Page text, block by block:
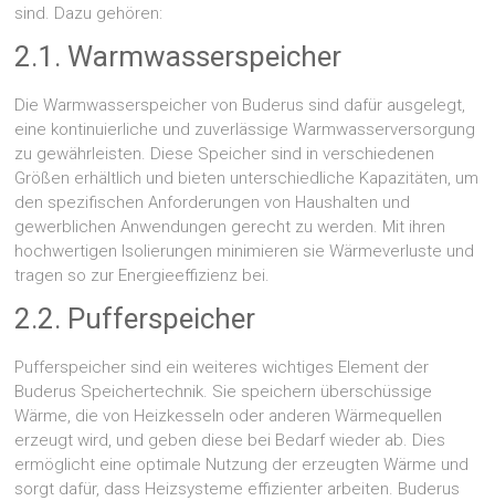
sind. Dazu gehören:
2.1. Warmwasserspeicher
Die Warmwasserspeicher von Buderus sind dafür ausgelegt,
eine kontinuierliche und zuverlässige Warmwasserversorgung
zu gewährleisten. Diese Speicher sind in verschiedenen
Größen erhältlich und bieten unterschiedliche Kapazitäten, um
den spezifischen Anforderungen von Haushalten und
gewerblichen Anwendungen gerecht zu werden. Mit ihren
hochwertigen Isolierungen minimieren sie Wärmeverluste und
tragen so zur Energieeffizienz bei.
2.2. Pufferspeicher
Pufferspeicher sind ein weiteres wichtiges Element der
Buderus Speichertechnik. Sie speichern überschüssige
Wärme, die von Heizkesseln oder anderen Wärmequellen
erzeugt wird, und geben diese bei Bedarf wieder ab. Dies
ermöglicht eine optimale Nutzung der erzeugten Wärme und
sorgt dafür, dass Heizsysteme effizienter arbeiten. Buderus